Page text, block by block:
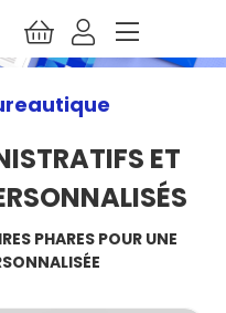
ET
PHARES POUR UNE